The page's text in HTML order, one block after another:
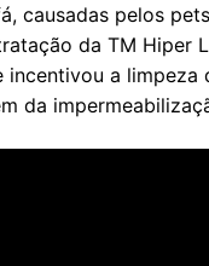
causadas pelos
da TM Hiper
incentivou a limpeza
da